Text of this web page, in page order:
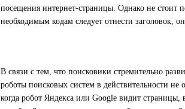
посещения интернет-страницы. Однако не стоит
необходимым кодам следует отнести заголовок,
В связи с тем, что поисковики стремительно
роботы поисковых систем в действительности
когда робот Яндекса или Google видит